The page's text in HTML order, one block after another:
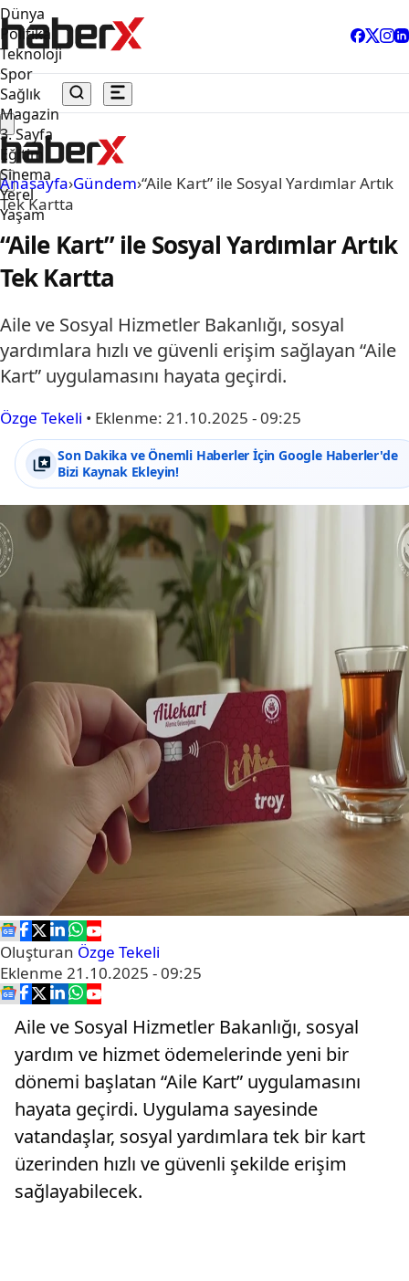
Dünya
Politika
Teknoloji
Spor
Sağlık
Magazin
3. Sayfa
Eğitim
Sinema
Yerel
Yaşam
Anasayfa›Gündem›“Aile Kart” ile Sosyal Yardımlar Artık
Tek Kartta
“Aile Kart” ile Sosyal Yardımlar Artık
Tek Kartta
Aile ve Sosyal Hizmetler Bakanlığı, sosyal
yardımlara hızlı ve güvenli erişim sağlayan “Aile
Kart” uygulamasını hayata geçirdi.
Özge Tekeli • Eklenme: 21.10.2025 - 09:25
Son Dakika ve Önemli Haberler İçin Google Haberler'de
Bizi Kaynak Ekleyin!
Oluşturan Özge Tekeli
Eklenme 21.10.2025 - 09:25
Aile ve Sosyal Hizmetler Bakanlığı, sosyal
yardım ve hizmet ödemelerinde yeni bir
dönemi başlatan “Aile Kart” uygulamasını
hayata geçirdi. Uygulama sayesinde
vatandaşlar, sosyal yardımlara tek bir kart
üzerinden hızlı ve güvenli şekilde erişim
sağlayabilecek.